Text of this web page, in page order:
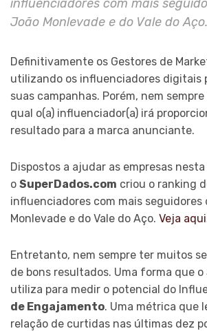
influenciadores com mais
João Monlevade e do Vale do Aço.
Definitivamente os Gestores de
utilizando os influenciadores digitais
suas campanhas. Porém, nem
qual o(a) influenciador(a) irá
resultado para a marca anunciante.
Dispostos a ajudar as empresas nesta
o SuperDados.com criou o ranking
influenciadores com mais seguidores
Monlevade e do Vale do Aço. Veja
Entretanto, nem sempre ter muitos
de bons resultados. Uma forma que o
utiliza para medir o potencial do
de Engajamento. Uma métrica que
relação de curtidas nas últimas dez